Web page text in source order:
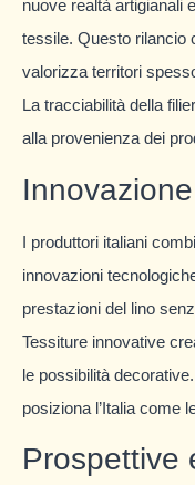
nuove realtà artigianali
tessile. Questo rilancio
valorizza territori
La tracciabilità della
alla provenienza dei
I produttori italiani
innovazioni
prestazioni del lino
Tessiture innovative
le possibilità
posiziona l’Italia come
Prospettive